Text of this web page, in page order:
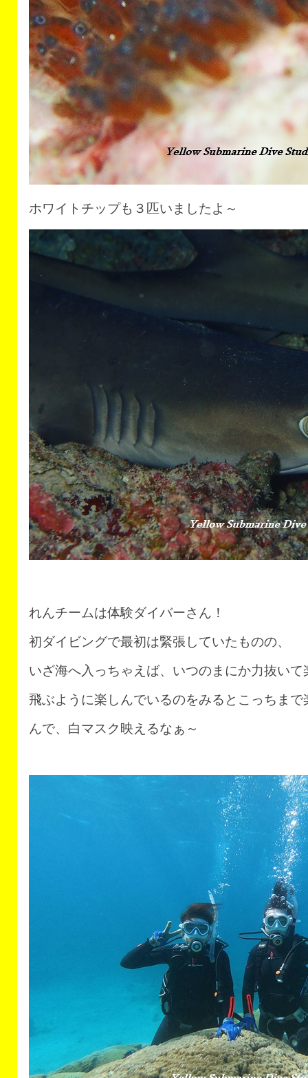
ホワイトチップも３匹いましたよ～
れんチームは体験ダイバーさん！
初ダイビングで最初は緊張していたものの、
いざ海へ入っちゃえば、いつのまにか力抜い
飛ぶように楽しんでいるのをみるとこっちま
んで、白マスク映えるなぁ～